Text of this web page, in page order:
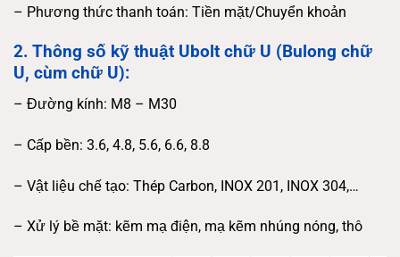
– Phương thức thanh toán: Tiền mặt/Chuyển khoản
2. Thông số kỹ thuật Ubolt chữ U (Bulong chữ
U, cùm chữ U):
– Đường kính: M8 – M30
– Cấp bền: 3.6, 4.8, 5.6, 6.6, 8.8
– Vật liệu chế tạo: Thép Carbon, INOX 201, INOX 304,…
– Xử lý bề mặt: kẽm mạ điện, mạ kẽm nhúng nóng, thô